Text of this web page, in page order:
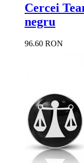
Cercei
negru
96.60 RON